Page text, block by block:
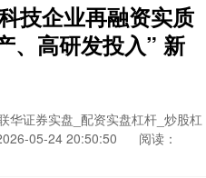
技企业再融资实质
、高研发投入” 新
华证券实盘_配资实盘杠杆_炒股杠
05-24 20:50:50
阅读：